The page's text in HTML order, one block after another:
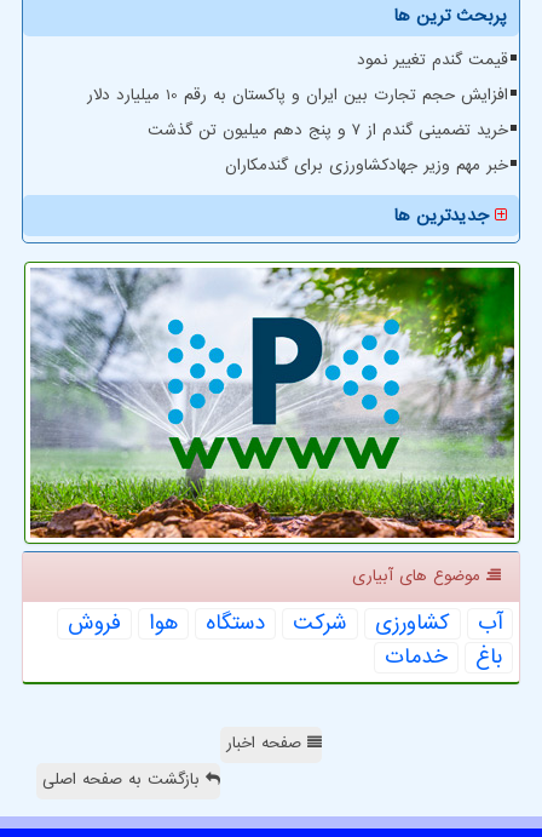
پربحث ترین ها
قیمت گندم تغییر نمود
افزایش حجم تجارت بین ایران و پاکستان به رقم 10 میلیارد دلار
خرید تضمینی گندم از ۷ و پنج دهم میلیون تن گذشت
خبر مهم وزیر جهادکشاورزی برای گندمکاران
جدیدترین ها
موضوع های آبیاری
آب كشاورزی شركت دستگاه هوا
فروش
باغ
خدمات
صفحه اخبار
بازگشت به صفحه اصلی